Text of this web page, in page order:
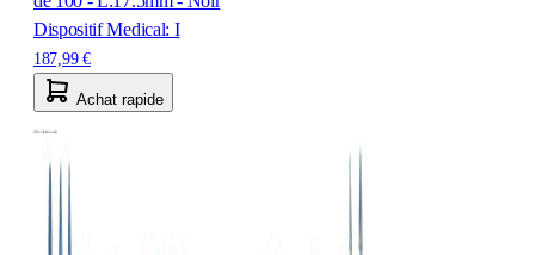
Dispositif Medical: I
187,99 €
Achat rapide